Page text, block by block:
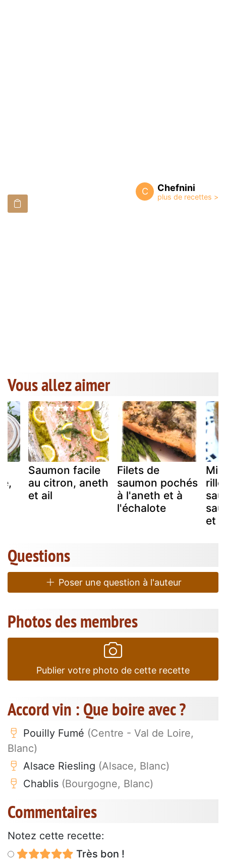
C Chefnini
Vous allez aimer
Saumon facile
au citron, aneth
et ail
Filets de
saumon pochés
à l'aneth et à
l'échalote
et
Questions
Poser une question à l'auteur
Photos des membres
Publier votre photo de cette recette
Accord vin : Que boire avec ?
Pouilly Fumé (Centre - Val de Loire,
Blanc)
Alsace Riesling (Alsace, Blanc)
Chablis (Bourgogne, Blanc)
Commentaires
Notez cette recette:
Très bon !